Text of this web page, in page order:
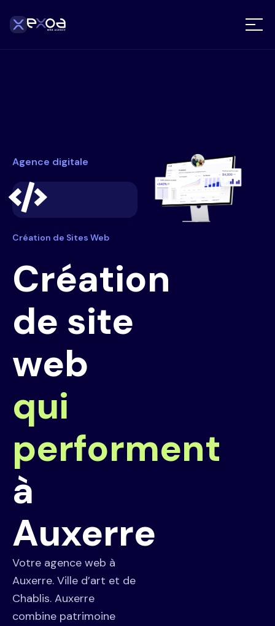
Agence digitale
Création de Sites Web
Création
de site
web
qui
performent
à
Auxerre
Votre agence web à
Auxerre. Ville d’art et de
Chablis. Auxerre
combine patrimoine